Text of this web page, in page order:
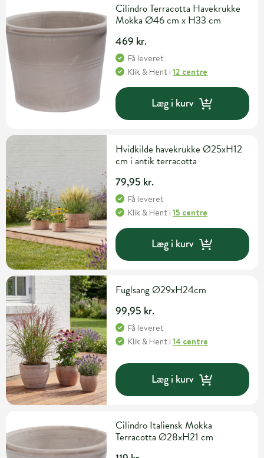
Cilindro Terracotta Havekrukke
Mokka Ø46 cm x H33 cm
469 kr.
Få leveret
Klik & Hent i12 centre
Læg i kurv
Hvidkilde havekrukke Ø25xH12
cm i antik terracotta
79,95 kr.
Få leveret
Klik & Hent i15 centre
Læg i kurv
Fuglsang Ø29xH24cm
99,95 kr.
Få leveret
Klik & Hent i14 centre
Læg i kurv
Cilindro Italiensk Mokka
Terracotta Ø28xH21 cm